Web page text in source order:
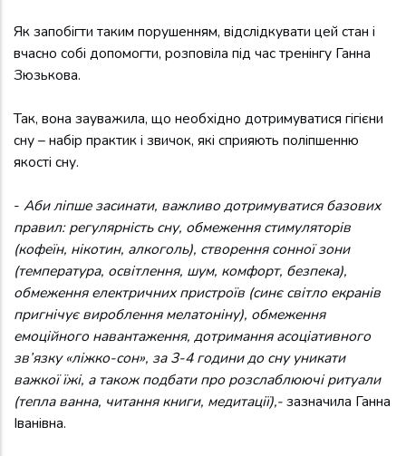
Як запобігти таким порушенням, відслідкувати цей стан і
вчасно собі допомогти, розповіла під час тренінгу Ганна
Зюзькова.
Так, вона зауважила, що необхідно дотримуватися гігієни
сну – набір практик і звичок, які сприяють поліпшенню
якості сну.
- Аби ліпше засинати, важливо дотримуватися базових
правил: регулярність сну, обмеження стимуляторів
(кофеїн, нікотин, алкоголь), створення сонної зони
(температура, освітлення, шум, комфорт, безпека),
обмеження електричних пристроїв (синє світло екранів
пригнічує вироблення мелатоніну), обмеження
емоційного навантаження, дотримання асоціативного
зв’язку «ліжко-сон», за 3-4 години до сну уникати
важкої їжі, а також подбати про розслаблюючі ритуали
(тепла ванна, читання книги, медитації),-зазначила Ганна
Іванівна.